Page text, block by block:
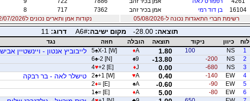
16104
בן דוד רמי אמן בכיר זהב 7362
717
8
רשימת חברי התאגדות נכונה ל-05/08/2026
נקודות אמן ותארים נכונים ל12/07/2026
תוצאה: -28.00 מקום ישיבה:A6# דרוג: 11
לוח כיוון ניקוד תוצאה הובלה חוזה
נגד
1
NS
100
1.80
♦A
5♠X-1 [W] לייבוביץ אנטון - ויינשטיין
2
NS
-200
-13.80
♠9
6♠-2 [N]
3
NS
-680
0.00
♦J
4♥+2 [E]
4
EW
-140
0.40
♥A
2♠+1 [W] טישלר לאה - בר רבקה
5
EW
-90
-0.60
♠A
2♦= [E]
6
EW
-80
5.00
♦A
1 ♠= [E]